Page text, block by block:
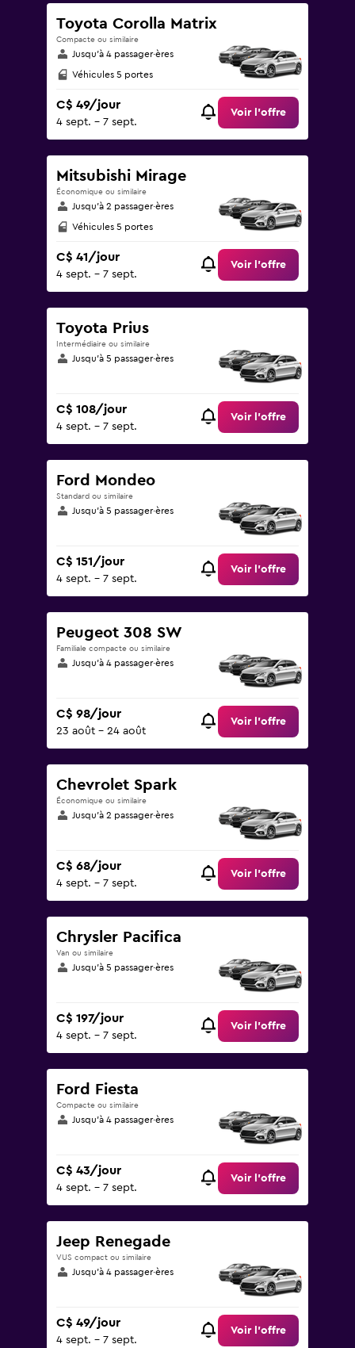
Toyota Corolla Matrix
Compacte ou similaire
Jusqu’à 4 passager·ères
Véhicules 5 portes
C$ 49/jour
4 sept. - 7 sept.
Voir l’offre
Mitsubishi Mirage
Économique ou similaire
Jusqu’à 2 passager·ères
Véhicules 5 portes
C$ 41/jour
4 sept. - 7 sept.
Voir l’offre
Toyota Prius
Intermédiaire ou similaire
Jusqu’à 5 passager·ères
C$ 108/jour
4 sept. - 7 sept.
Voir l’offre
Ford Mondeo
Standard ou similaire
Jusqu’à 5 passager·ères
C$ 151/jour
4 sept. - 7 sept.
Voir l’offre
Peugeot 308 SW
Familiale compacte ou similaire
Jusqu’à 4 passager·ères
C$ 98/jour
23 août - 24 août
Voir l’offre
Chevrolet Spark
Économique ou similaire
Jusqu’à 2 passager·ères
C$ 68/jour
4 sept. - 7 sept.
Voir l’offre
Chrysler Pacifica
Van ou similaire
Jusqu’à 5 passager·ères
C$ 197/jour
4 sept. - 7 sept.
Voir l’offre
Ford Fiesta
Compacte ou similaire
Jusqu’à 4 passager·ères
C$ 43/jour
4 sept. - 7 sept.
Voir l’offre
Jeep Renegade
VUS compact ou similaire
Jusqu’à 4 passager·ères
C$ 49/jour
4 sept. - 7 sept.
Voir l’offre